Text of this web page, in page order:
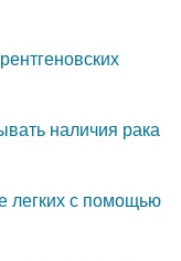
наличия рака
легких с помощью